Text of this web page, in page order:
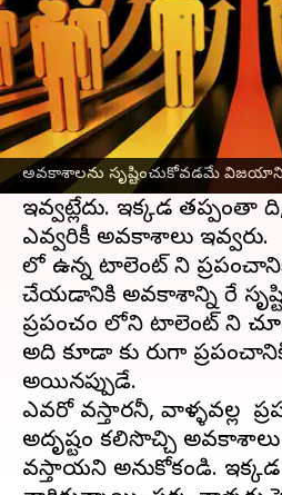
అవకాశాలను సృష్టించుకోవడమే
వ్రాసిన వారు Sriram Pranateja Mar 07, 2023
ఈ వార్తాకథనం ఏంటి
మీలో చాలా టాలెంట్ ఉంది.
మీరు చాలా బాగా రాయగలరు.
గుర్తించట్లేదు. ఎవ్వరూ కూడా
ఇవ్వట్లేదు. ఇక్కడ తప్పంతా
ఎవ్వరికీ అవకాశాలు ఇవ్వరు.
మీలో ఉన్న టాలెంట్ ని
చేయడానికి అవకాశాన్ని మీరే
ప్రపంచం మీలోని టాలెంట్ ని
అది కూడా మీకు మీరుగా
అయినప్పుడే.
ఎవరో వస్తారనీ, వాళ్ళవల్ల మీ
అదృష్టం కలిసొచ్చి అవకాశాలు
వస్తాయని అనుకోకండి.